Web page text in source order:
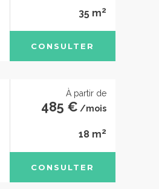
35 m2
CONSULTER
À partir de
485 € /mois
18 m2
CONSULTER